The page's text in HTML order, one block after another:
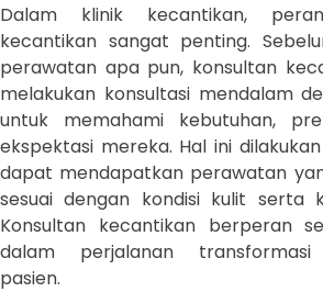
Dalam klinik kecantikan,
kecantikan sangat penting.
perawatan apa pun, konsultan
melakukan konsultasi mendalam
untuk memahami kebutuhan,
ekspektasi mereka. Hal ini
dapat mendapatkan perawatan
sesuai dengan kondisi kulit serta
Konsultan kecantikan berperan
dalam perjalanan transformasi
pasien.